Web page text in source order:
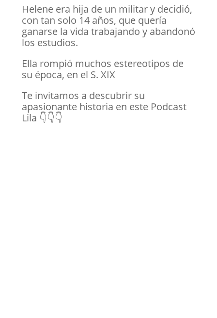
Helene era hija de un militar y decidió,
con tan solo 14 años, que quería
ganarse la vida trabajando y abandonó
los estudios.
Ella rompió muchos estereotipos de
su época, en el S. XIX
Te invitamos a descubrir su
apasionante historia en este Podcast
Lila 👇👇👇